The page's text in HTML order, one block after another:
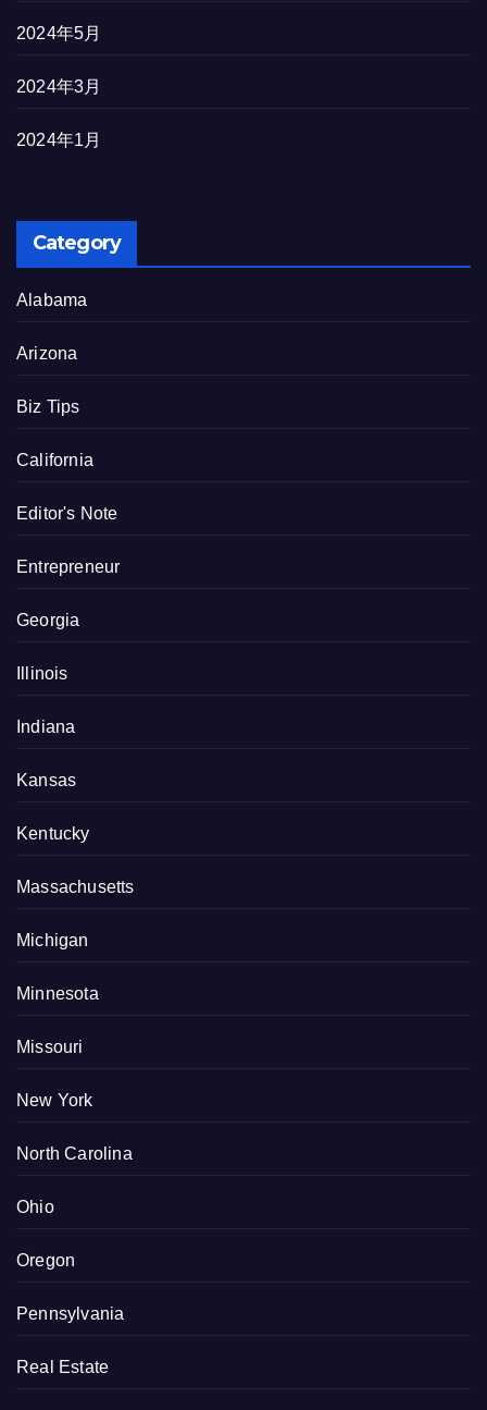
2024年5月
2024年3月
2024年1月
Category
Alabama
Arizona
Biz Tips
California
Editor's Note
Entrepreneur
Georgia
Illinois
Indiana
Kansas
Kentucky
Massachusetts
Michigan
Minnesota
Missouri
New York
North Carolina
Ohio
Oregon
Pennsylvania
Real Estate